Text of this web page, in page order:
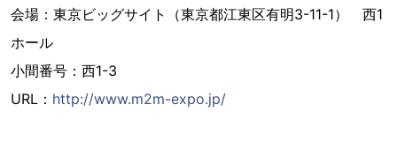
会場：東京ビッグサイト（東京都江東区有明3-11-1） 西1
ホール
小間番号：西1-3
URL： http://www.m2m-expo.jp/